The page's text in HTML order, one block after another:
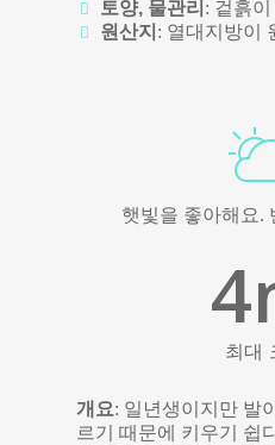
햇빛을 좋아해요.
4
최대
개요: 일년생이지만 발
르기 때문에 키우기 쉽
토양, 물관리 : 겉흙
원산지 : 열대지방이